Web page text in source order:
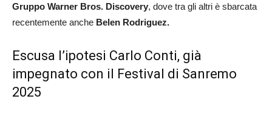
Gruppo Warner Bros. Discovery, dove tra gli altri è sbarcata
recentemente anche Belen Rodriguez.
Escusa l’ipotesi Carlo Conti, già
impegnato con il Festival di Sanremo
2025